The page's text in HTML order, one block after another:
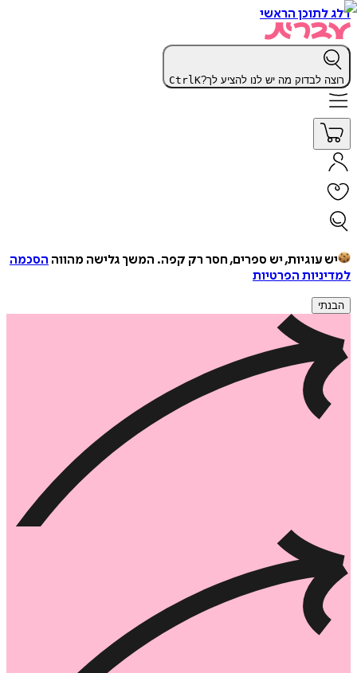
דלג לתוכן הראשי
רוצה לבדוק מה יש לנו להציע לך? CtrlK
יש עוגיות, יש ספרים, חסר רק קפה. המשך גלישה מהווה הסכמה
למדיניות הפרטיות
הבנתי